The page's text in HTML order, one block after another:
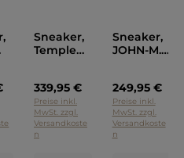
Sneaker,
Temple
Model
Blau
339,95 €
Preise inkl.
MwSt. zzgl.
Versandkoste
n
Sneaker,
JOHN-M.
249,95 €
Preise inkl.
MwSt. zzgl.
Versandkoste
n